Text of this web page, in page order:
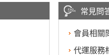
常見問
會員相關
代運服務